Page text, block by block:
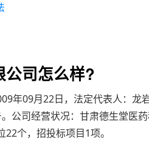
司怎么样?
年09月22日，法定代表人：龙
公司经营状况：甘肃德生堂医
个，招投标项目1项。